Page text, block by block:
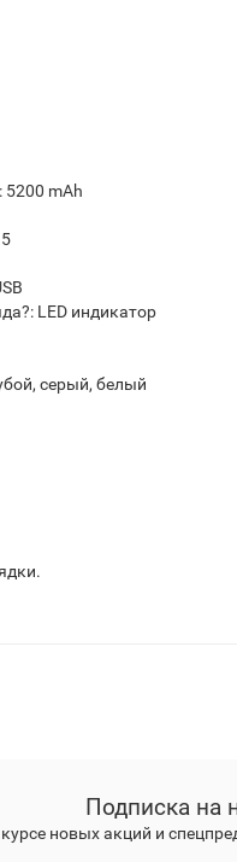
5200 mAh
LED индикатор
серый, белый
Подписка на
курсе новых акций и